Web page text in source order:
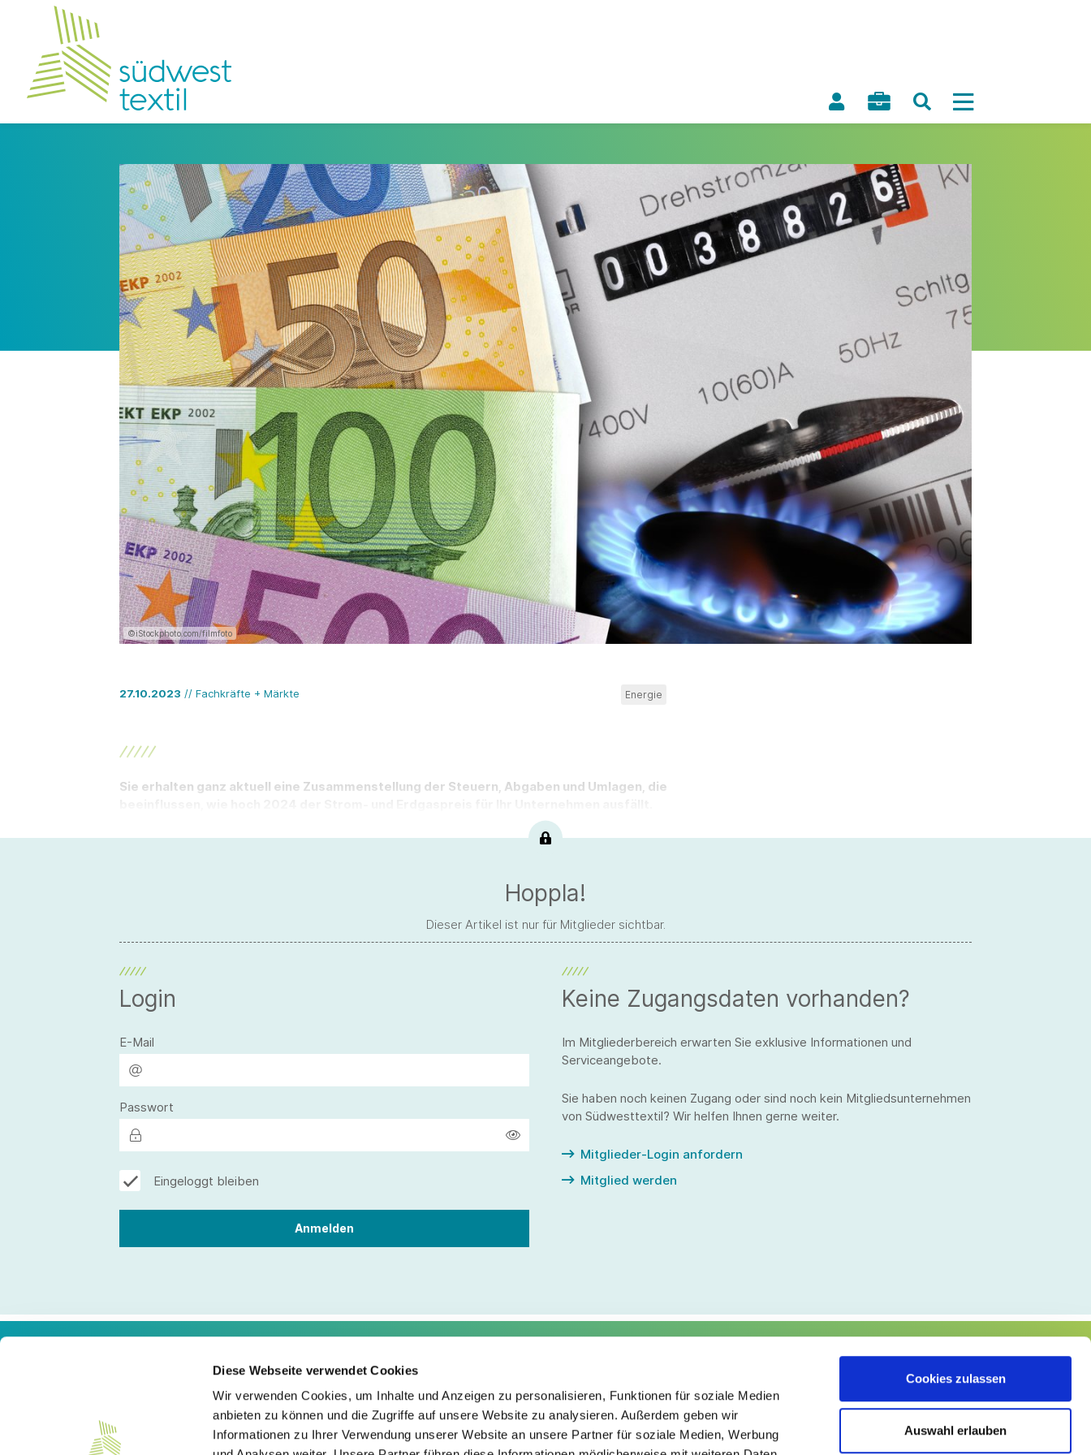
Diese Webseite verwendet Cookies
Wir verwenden Cookies, um Inhalte und Anzeigen zu personalisieren, Funktionen für soziale Medien
anbieten zu können und die Zugriffe auf unsere Website zu analysieren. Außerdem geben wir
Informationen zu Ihrer Verwendung unserer Website an unsere Partner für soziale Medien, Werbung
Cookies zulassen
Auswahl erlauben
©iStockphoto.com/filmfoto
27.10.2023 // Fachkräfte + Märkte Energie
Sie erhalten ganz aktuell eine Zusammenstellung der Steuern, Abgaben und Umlagen, die
Hoppla!
Dieser Artikel ist nur für Mitglieder sichtbar.
Login
E-Mail
Passwort
Eingeloggt bleiben
Keine Zugangsdaten vorhanden?
Im Mitgliederbereich erwarten Sie exklusive Informationen und
Serviceangebote.
Sie haben noch keinen Zugang oder sind noch kein Mitgliedsunternehmen
von Südwesttextil? Wir helfen Ihnen gerne weiter.
Mitglieder-Login anfordern
Mitglied werden
Südwesttextil e. V.
Service
Impressum
Datenschutz